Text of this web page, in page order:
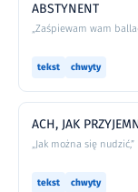
ABSTYNENT
„Zaśpiewam wam
tekst chwyty
ACH, JAK
„Jak można się nudzić,”
tekst chwyty